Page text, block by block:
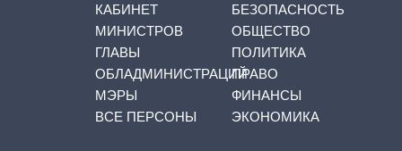
КАБИНЕТ
МИНИСТРОВ
ГЛАВЫ
ОБЛАДМИНИСТРАЦИЙ
МЭРЫ
ВСЕ ПЕРСОНЫ
БЕЗОПАСНОСТЬ
ОБЩЕСТВО
ПОЛИТИКА
ПРАВО
ФИНАНСЫ
ЭКОНОМИКА